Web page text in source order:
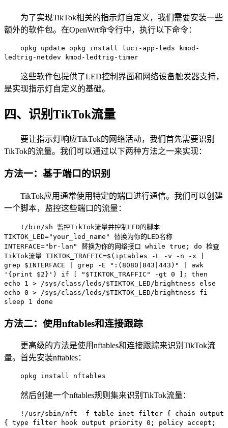
为了实现TikTok相关的指示灯自定义，我们需要安装一些
额外的软件包。在OpenWrt命令行中，执行以下命令：
opkg update opkg install luci-app-leds kmod-
ledtrig-netdev kmod-ledtrig-timer
这些软件包提供了LED控制界面和网络设备触发器支持，
是实现指示灯自定义的基础。
四、识别TikTok流量
要让指示灯响应TikTok的网络活动，我们首先需要识别
TikTok的流量。我们可以通过以下两种方法之一来实现：
方法一：基于端口的识别
TikTok应用通常使用特定的端口进行通信。我们可以创建
一个脚本，监控这些端口的流量：
!/bin/sh 监控TikTok流量并控制LED的脚本
TIKTOK_LED="your_led_name" 替换为你的LED名称
INTERFACE="br-lan" 替换为你的网络接口 while true; do 检查
TikTok流量 TIKTOK_TRAFFIC=$(iptables -L -v -n -x |
grep $INTERFACE | grep -E ":(8080|843|443)" | awk
'{print $2}') if [ "$TIKTOK_TRAFFIC" -gt 0 ]; then
echo 1 > /sys/class/leds/$TIKTOK_LED/brightness else
echo 0 > /sys/class/leds/$TIKTOK_LED/brightness fi
sleep 1 done
方法二：使用nftables和连接跟踪
更高级的方法是使用nftables和连接跟踪来识别TikTok流
量。首先安装nftables：
opkg install nftables
然后创建一个nftables规则集来识别TikTok流量：
!/usr/sbin/nft -f table inet filter { chain output
{ type filter hook output priority 0; policy accept;